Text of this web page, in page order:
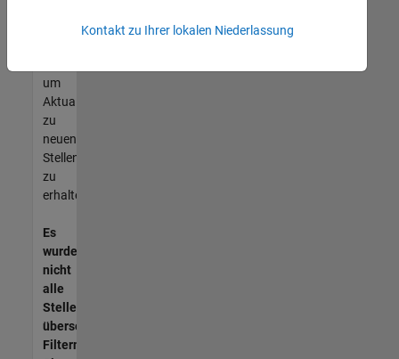
unseres
um
Aktualisierungen
zu
neuen
Stellenangeboten
zu
erhalten.
Es
wurden
nicht
alle
Stellen
übersetzt.
Filtern
Kontakt zu Ihrer lokalen Niederlassung